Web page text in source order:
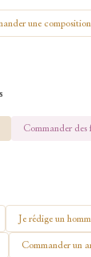
une composition
Commander des
Je rédige un
Commander un